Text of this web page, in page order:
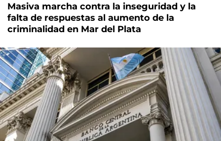
Masiva marcha contra la inseguridad y la
falta de respuestas al aumento de la
criminalidad en Mar del Plata